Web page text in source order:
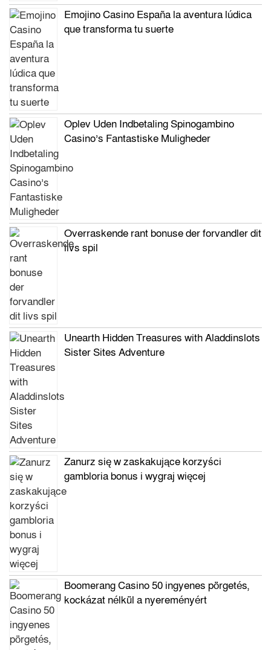
Emojino Casino España la aventura lúdica
que transforma tu suerte
Oplev Uden Indbetaling Spinogambino
Casino’s Fantastiske Muligheder
Overraskende rant bonuse der forvandler dit
livs spil
Unearth Hidden Treasures with Aladdinslots
Sister Sites Adventure
Zanurz się w zaskakujące korzyści
gambloria bonus i wygraj więcej
Boomerang Casino 50 ingyenes pörgetés,
kockázat nélkül a nyereményért